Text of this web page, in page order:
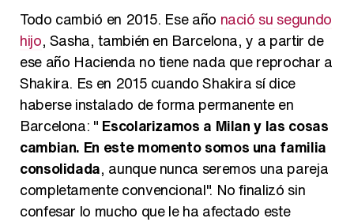
Todo cambió en 2015. Ese año nació su segundo
hijo, Sasha, también en Barcelona, y a partir de
ese año Hacienda no tiene nada que reprochar a
Shakira. Es en 2015 cuando Shakira sí dice
haberse instalado de forma permanente en
Barcelona: " Escolarizamos a Milan y las cosas
cambian. En este momento somos una familia
consolidada, aunque nunca seremos una pareja
completamente convencional". No finalizó sin
confesar lo mucho que le ha afectado este